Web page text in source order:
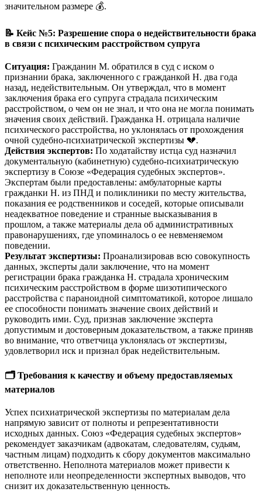
значительном размере 💰.
📝 Кейс №5: Разрешение спора о недействительности брака
в связи с психическим расстройством супруга
Ситуация: Гражданин М. обратился в суд с иском о
признании брака, заключенного с гражданкой Н. два года
назад, недействительным. Он утверждал, что в момент
заключения брака его супруга страдала психическим
расстройством, о чем он не знал, и что она не могла понимать
значения своих действий. Гражданка Н. отрицала наличие
психического расстройства, но уклонялась от прохождения
очной судебно-психиатрической экспертизы 💔.
Действия экспертов: По ходатайству истца суд назначил
документальную (кабинетную) судебно-психиатрическую
экспертизу в Союзе «Федерация судебных экспертов».
Экспертам были предоставлены: амбулаторные карты
гражданки Н. из ПНД и поликлиники по месту жительства,
показания ее родственников и соседей, которые описывали
неадекватное поведение и странные высказывания в
прошлом, а также материалы дела об административных
правонарушениях, где упоминалось о ее невменяемом
поведении.
Результат экспертизы: Проанализировав всю совокупность
данных, эксперты дали заключение, что на момент
регистрации брака гражданка Н. страдала хроническим
психическим расстройством в форме шизотипического
расстройства с параноидной симптоматикой, которое лишало
ее способности понимать значение своих действий и
руководить ими. Суд, признав заключение эксперта
допустимым и достоверным доказательством, а также приняв
во внимание, что ответчица уклонялась от экспертизы,
удовлетворил иск и признал брак недействительным.
🗂️ Требования к качеству и объему предоставляемых
материалов
Успех психиатрической экспертизы по материалам дела
напрямую зависит от полноты и репрезентативности
исходных данных. Союз «Федерация судебных экспертов»
рекомендует заказчикам (адвокатам, следователям, судьям,
частным лицам) подходить к сбору документов максимально
ответственно. Неполнота материалов может привести к
неполноте или неопределенности экспертных выводов, что
снизит их доказательственную ценность.